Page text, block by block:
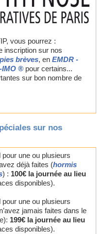
vous pourrez :
inscription sur nos
brèves, en EMDR -
IMO ® pour certains...
sur bon nombre de
sur nos
déjà faites (hormis
) : 100€ la journée au lieu
disponibles).
une ou plusieurs
jamais faites dans le
199€ la journée au lieu
disponibles).